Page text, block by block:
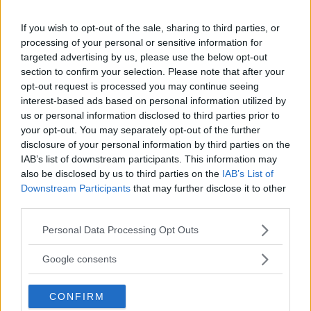
If you wish to opt-out of the sale, sharing to third parties, or
processing of your personal or sensitive information for
targeted advertising by us, please use the below opt-out
section to confirm your selection. Please note that after your
opt-out request is processed you may continue seeing
interest-based ads based on personal information utilized by
us or personal information disclosed to third parties prior to
your opt-out. You may separately opt-out of the further
disclosure of your personal information by third parties on the
IAB’s list of downstream participants. This information may
also be disclosed by us to third parties on the IAB’s List of
Downstream Participants that may further disclose it to other
Please note that this website/app uses one or more Google
not limited to your visit or usage behaviour. You may click to
use your data for below specified purposes in below Google
consent section.
Personal Data Processing Opt Outs
Google consents
CONFIRM
Husbil & Husvagn har försökt göra allt för att du ska bli
informerad och – minst lika viktigt – inspirerad. Vilken typ av
husbil eller husvagn passar dig bäst? Det finns ett fordon för
alla sägs det men vilket är bäst för just dig? Vart ska du åka,
eller inte åka? Sådana frågor benar vi ut och ger svar på.
Hoppas att du hittar vad du söker på vår sajt. Tidningen är
dock nedlagd och inget nytt kommer att publiceras på sajten
– men arkivet är välfyllt! Husbil & Husvagn ingår nu som en